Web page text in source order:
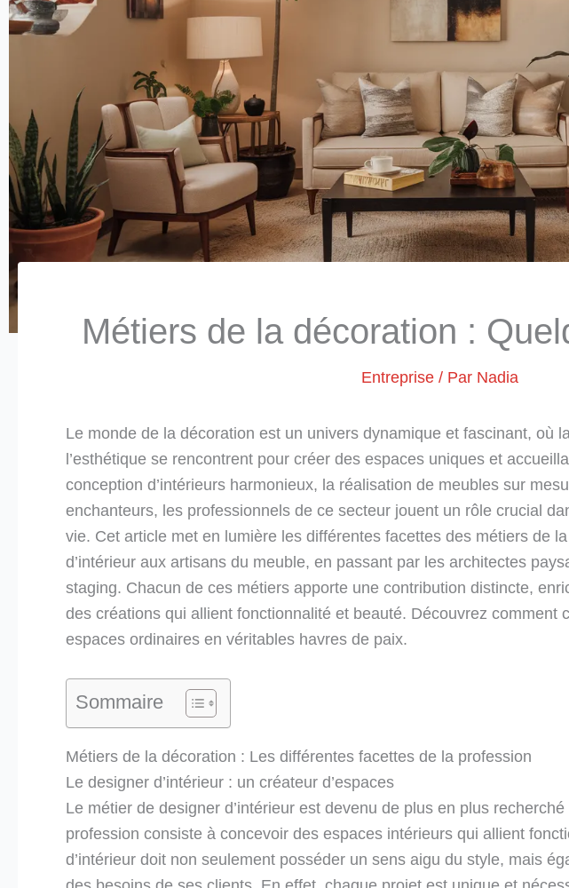
Métiers de la décoration :
Entreprise / Par Nadia
Le monde de la décoration est un univers dynamique et fascinant, où
l’esthétique se rencontrent pour créer des espaces uniques et
conception d’intérieurs harmonieux, la réalisation de meubles sur
enchanteurs, les professionnels de ce secteur jouent un rôle crucial
vie. Cet article met en lumière les différentes facettes des métiers de
d’intérieur aux artisans du meuble, en passant par les architectes
staging. Chacun de ces métiers apporte une contribution distincte,
des créations qui allient fonctionnalité et beauté. Découvrez comment
espaces ordinaires en véritables havres de paix.
Sommaire
Métiers de la décoration : Les différentes facettes de la profession
Le designer d’intérieur : un créateur d’espaces
Le métier de designer d’intérieur est devenu de plus en plus
profession consiste à concevoir des espaces intérieurs qui allient
d’intérieur doit non seulement posséder un sens aigu du style, mais